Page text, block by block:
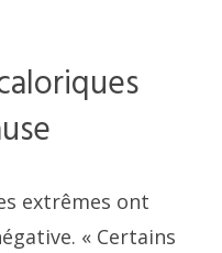
extrêmes ont
« Certains